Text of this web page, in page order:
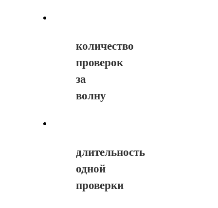
количество
проверок
за
волну
длительность
одной
проверки